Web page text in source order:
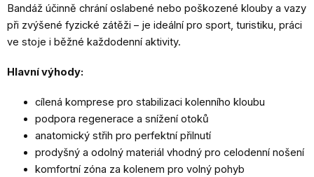
Bandáž účinně chrání oslabené nebo poškozené klouby a vazy
při zvýšené fyzické zátěži – je ideální pro sport, turistiku, práci
ve stoje i běžné každodenní aktivity.
Hlavní výhody:
cílená komprese pro stabilizaci kolenního kloubu
podpora regenerace a snížení otoků
anatomický střih pro perfektní přilnutí
prodyšný a odolný materiál vhodný pro celodenní nošení
komfortní zóna za kolenem pro volný pohyb